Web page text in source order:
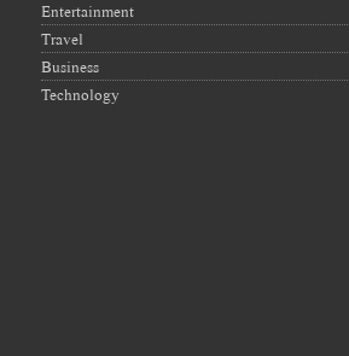
Entertainment
Travel
Business
Technology